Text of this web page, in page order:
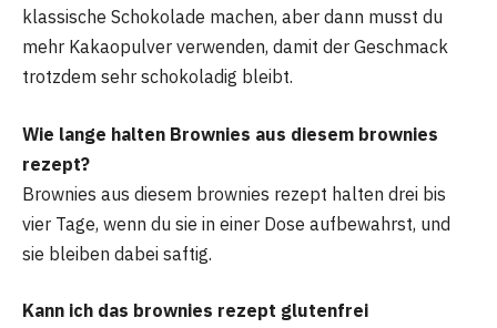
klassische Schokolade machen, aber dann musst du
mehr Kakaopulver verwenden, damit der Geschmack
trotzdem sehr schokoladig bleibt.
Wie lange halten Brownies aus diesem brownies
rezept?
Brownies aus diesem brownies rezept halten drei bis
vier Tage, wenn du sie in einer Dose aufbewahrst, und
sie bleiben dabei saftig.
Kann ich das brownies rezept glutenfrei